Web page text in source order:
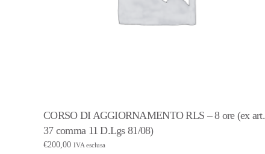
CORSO DI AGGIORNAMENTO RLS – 8 ore (ex art.
37 comma 11 D.Lgs 81/08)
€200,00 IVA esclusa